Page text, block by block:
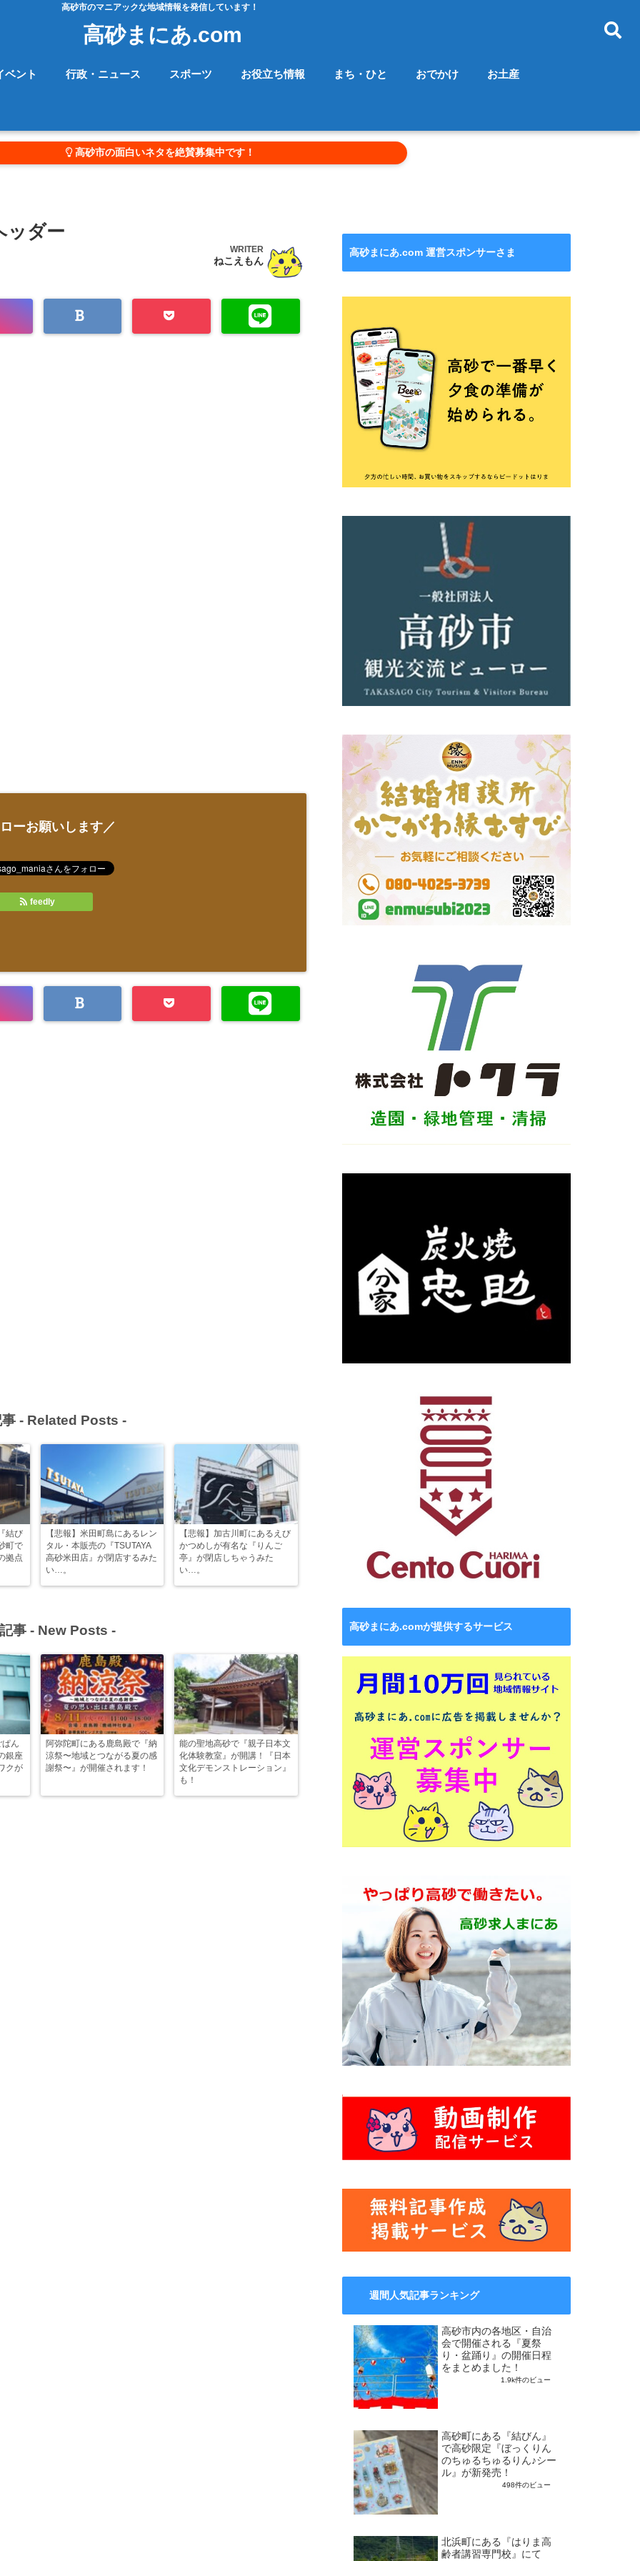
高砂市のマニアックな地域情報を発信しています！
高砂まにあ.com
ベント 行政・ニュース スポーツ お役立ち情報 まち・ひと おでかけ お土産
高砂市の面白いネタを絶賛募集中です！
ッダー
WRITER
ねこえもん
ーお願いします／
feedly
- Related Posts -
結び
町で
拠点
【悲報】米田町島にあるレン
タル・本販売の『TSUTAYA
高砂米田店』が閉店するみた
い…。
【悲報】加古川町にあるえび
かつめしが有名な『りんご
亭』が閉店しちゃうみた
い…。
事 - New Posts -
ん
銀座
クが
阿弥陀町にある鹿島殿で『納
涼祭〜地域とつながる夏の感
謝祭〜』が開催されます！
能の聖地高砂で『親子日本文
化体験教室』が開講！『日本
文化デモンストレーション』
も！
高砂まにあ.com 運営スポンサーさま
高砂まにあ.comが提供するサービス
週間人気記事ランキング
高砂市内の各地区・自治
会で開催される『夏祭
り・盆踊り』の開催日程
をまとめました！
1.9k件のビュー
高砂町にある『結びん』
で高砂限定『ぼっくりん
のちゅるちゅるりん♪シー
ル』が新発売！
498件のビュー
北浜町にある『はりま高
齢者講習専門校』にて